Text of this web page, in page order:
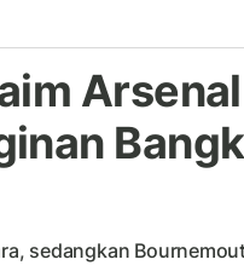
sedangkan